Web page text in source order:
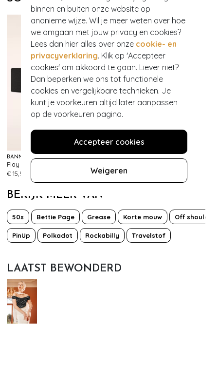
binnen en buiten onze website op
anonieme wijze. Wil je meer weten over hoe
we omgaan met jouw privacy en cookies?
Lees dan hier alles over onze cookie- en
privacyverklaring. Klik op 'Accepteer
cookies' om akkoord te gaan. Liever niet?
Dan beperken we ons tot functionele
cookies en vergelijkbare technieken. Je
kunt je voorkeuren altijd later aanpassen
op de voorkeuren pagina.
Accepteer cookies
Weigeren
BANNED RETRO
€ 15,95
483
€ 15,95
BEKIJK MEER VAN
50s Bettie Page Grease Korte mouw Off shoulder
PinUp Polkadot Rockabilly Travelstof
LAATST BEWONDERD